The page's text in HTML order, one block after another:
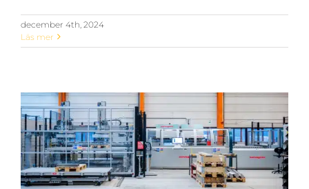
december 4th, 2024
Läs mer